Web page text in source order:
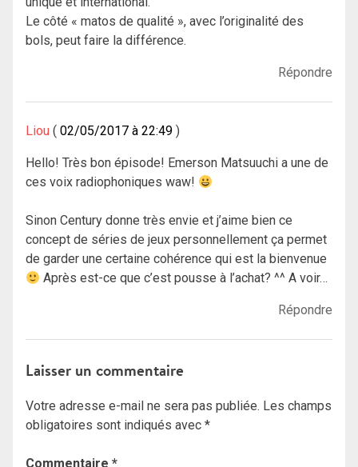
Le côté « matos de qualité », avec l’originalité des
bols, peut faire la différence.
Répondre
Liou 02/05/2017 à 22:49
Hello! Très bon épisode! Emerson Matsuuchi a une de
ces voix radiophoniques waw!
Sinon Century donne très envie et j’aime bien ce
concept de séries de jeux personnellement ça permet
de garder une certaine cohérence qui est la bienvenue
Après est-ce que c’est pousse à l’achat? ^^ A voir…
Répondre
Laisser un commentaire
Votre adresse e-mail ne sera pas publiée. Les champs
obligatoires sont indiqués avec *
Commentaire *